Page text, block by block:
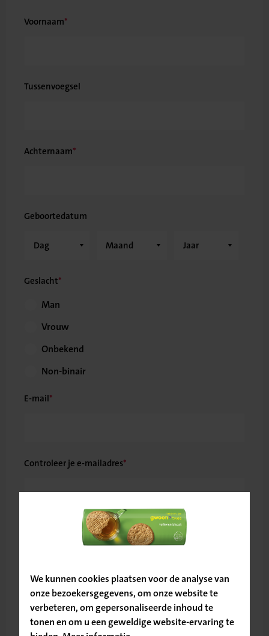
We kunnen cookies plaatsen voor de analyse van
onze bezoekersgegevens, om onze website te
verbeteren, om gepersonaliseerde inhoud te
tonen en om u een geweldige website-ervaring te
Voornaam
Tussenvoegsel
Achternaam
Geboortedatum
Geslacht
Man
Vrouw
Onbekend
Non-binair
E-mail
Controleer je e-mailadres
Telefoonnummer
Land
Bevestig